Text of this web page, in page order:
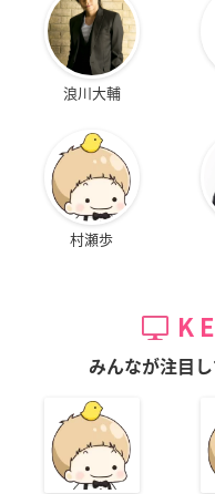
浪川大輔
村瀬歩
みんなが注目